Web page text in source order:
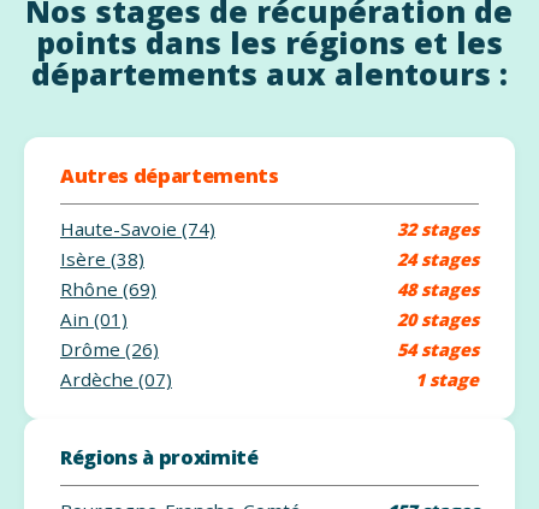
Nos stages de récupération de
points dans les régions et les
départements aux alentours :
Autres départements
Haute-Savoie (74) 32 stages
Isère (38) 24 stages
Rhône (69) 48 stages
Ain (01) 20 stages
Drôme (26) 54 stages
Ardèche (07) 1 stage
Régions à proximité